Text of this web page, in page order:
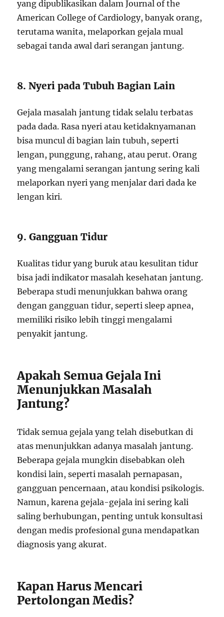
yang dipublikasikan dalam Journal of the
American College of Cardiology, banyak orang,
terutama wanita, melaporkan gejala mual
sebagai tanda awal dari serangan jantung.
8. Nyeri pada Tubuh Bagian Lain
Gejala masalah jantung tidak selalu terbatas
pada dada. Rasa nyeri atau ketidaknyamanan
bisa muncul di bagian lain tubuh, seperti
lengan, punggung, rahang, atau perut. Orang
yang mengalami serangan jantung sering kali
melaporkan nyeri yang menjalar dari dada ke
lengan kiri.
9. Gangguan Tidur
Kualitas tidur yang buruk atau kesulitan tidur
bisa jadi indikator masalah kesehatan jantung.
Beberapa studi menunjukkan bahwa orang
dengan gangguan tidur, seperti sleep apnea,
memiliki risiko lebih tinggi mengalami
penyakit jantung.
Apakah Semua Gejala Ini
Menunjukkan Masalah
Jantung?
Tidak semua gejala yang telah disebutkan di
atas menunjukkan adanya masalah jantung.
Beberapa gejala mungkin disebabkan oleh
kondisi lain, seperti masalah pernapasan,
gangguan pencernaan, atau kondisi psikologis.
Namun, karena gejala-gejala ini sering kali
saling berhubungan, penting untuk konsultasi
dengan medis profesional guna mendapatkan
diagnosis yang akurat.
Kapan Harus Mencari
Pertolongan Medis?